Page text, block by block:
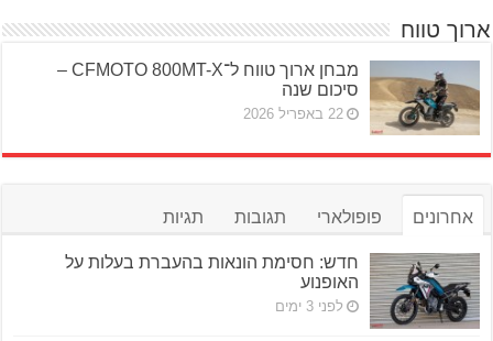
ארוך טווח
מבחן ארוך טווח ל־CFMOTO 800MT-X –
סיכום שנה
22 באפריל 2026
אחרונים פופולארי תגובות תגיות
חדש: חסימת הונאות בהעברת בעלות על
האופנוע
לפני 3 ימים